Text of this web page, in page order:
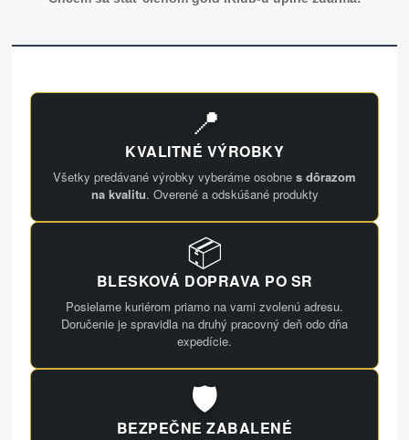
📍
KVALITNÉ VÝROBKY
Všetky predávané výrobky vyberáme osobne s dôrazom
na kvalitu. Overené a odskúšané produkty
📦
BLESKOVÁ DOPRAVA PO SR
Posielame kuriérom priamo na vami zvolenú adresu.
Doručenie je spravidla na druhý pracovný deň odo dňa
expedície.
🛡️
BEZPEČNE ZABALENÉ